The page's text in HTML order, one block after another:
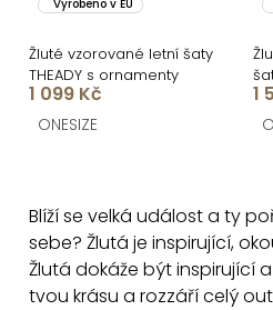
Vyrobeno v EU
Žluté vzorované letní šaty
THEADY s ornamenty
1 099 Kč
ONESIZE
1
l
á
d
Blíží se velká událost a ty
sebe? Žlutá je inspirující,
Žlutá dokáže být inspirující
tvou krásu a rozzáří celý